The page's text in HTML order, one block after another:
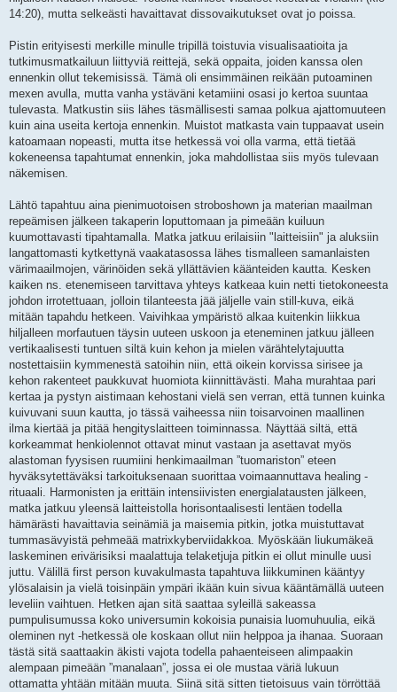
14:20), mutta selkeästi havaittavat dissovaikutukset ovat jo poissa.
Pistin erityisesti merkille minulle tripillä toistuvia visualisaatioita ja
tutkimusmatkailuun liittyviä reittejä, sekä oppaita, joiden kanssa olen
ennenkin ollut tekemisissä. Tämä oli ensimmäinen reikään putoaminen
mexen avulla, mutta vanha ystäväni ketamiini osasi jo kertoa suuntaa
tulevasta. Matkustin siis lähes täsmällisesti samaa polkua ajattomuuteen
kuin aina useita kertoja ennenkin. Muistot matkasta vain tuppaavat usein
katoamaan nopeasti, mutta itse hetkessä voi olla varma, että tietää
kokeneensa tapahtumat ennenkin, joka mahdollistaa siis myös tulevaan
näkemisen.
Lähtö tapahtuu aina pienimuotoisen stroboshown ja materian maailman
repeämisen jälkeen takaperin loputtomaan ja pimeään kuiluun
kuumottavasti tipahtamalla. Matka jatkuu erilaisiin "laitteisiin" ja aluksiin
langattomasti kytkettynä vaakatasossa lähes tismalleen samanlaisten
värimaailmojen, värinöiden sekä yllättävien käänteiden kautta. Kesken
kaiken ns. etenemiseen tarvittava yhteys katkeaa kuin netti tietokoneesta
johdon irrotettuaan, jolloin tilanteesta jää jäljelle vain still-kuva, eikä
mitään tapahdu hetkeen. Vaivihkaa ympäristö alkaa kuitenkin liikkua
hiljalleen morfautuen täysin uuteen uskoon ja eteneminen jatkuu jälleen
vertikaalisesti tuntuen siltä kuin kehon ja mielen värähtelytajuutta
nostettaisiin kymmenestä satoihin niin, että oikein korvissa sirisee ja
kehon rakenteet paukkuvat huomiota kiinnittävästi. Maha murahtaa pari
kertaa ja pystyn aistimaan kehostani vielä sen verran, että tunnen kuinka
kuivuvani suun kautta, jo tässä vaiheessa niin toisarvoinen maallinen
ilma kiertää ja pitää hengityslaitteen toiminnassa. Näyttää siltä, että
korkeammat henkiolennot ottavat minut vastaan ja asettavat myös
alastoman fyysisen ruumiini henkimaailman ”tuomariston” eteen
hyväksytettäväksi tarkoituksenaan suorittaa voimaannuttava healing -
rituaali. Harmonisten ja erittäin intensiivisten energialatausten jälkeen,
matka jatkuu yleensä laitteistolla horisontaalisesti lentäen todella
hämärästi havaittavia seinämiä ja maisemia pitkin, jotka muistuttavat
tummasävyistä pehmeää matrixkyberviidakkoa. Myöskään liukumäkeä
laskeminen erivärisiksi maalattuja telaketjuja pitkin ei ollut minulle uusi
juttu. Välillä first person kuvakulmasta tapahtuva liikkuminen kääntyy
ylösalaisin ja vielä toisinpäin ympäri ikään kuin sivua kääntämällä uuteen
leveliin vaihtuen. Hetken ajan sitä saattaa syleillä sakeassa
pumpulisumussa koko universumin kokoisia punaisia luomuhuulia, eikä
oleminen nyt -hetkessä ole koskaan ollut niin helppoa ja ihanaa. Suoraan
tästä sitä saattaakin äkisti vajota todella pahaenteiseen alimpaakin
alempaan pimeään ”manalaan”, jossa ei ole mustaa väriä lukuun
ottamatta yhtään mitään muuta. Siinä sitä sitten tietoisuus vain törröttää